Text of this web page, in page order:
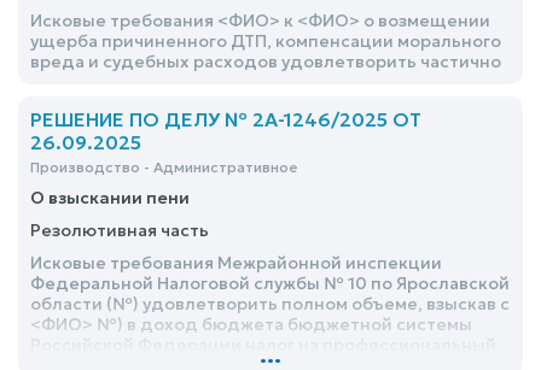
Исковые требования <ФИО> к <ФИО> о возмещении
ущерба причиненного ДТП, компенсации морального
вреда и судебных расходов удовлетворить частично
РЕШЕНИЕ ПО ДЕЛУ № 2А-1246/2025 ОТ
26.09.2025
Производство - Административное
О взыскании пени
Резолютивная часть
Исковые требования Межрайонной инспекции
Федеральной Налоговой службы № 10 по Ярославской
области (№) удовлетворить полном объеме, взыскав с
<ФИО> №) в доход бюджета бюджетной системы
Российской Федерации налог на профессиональный
доход за июнь 2024 года в сумме 2410,77 руб.; пени за
...